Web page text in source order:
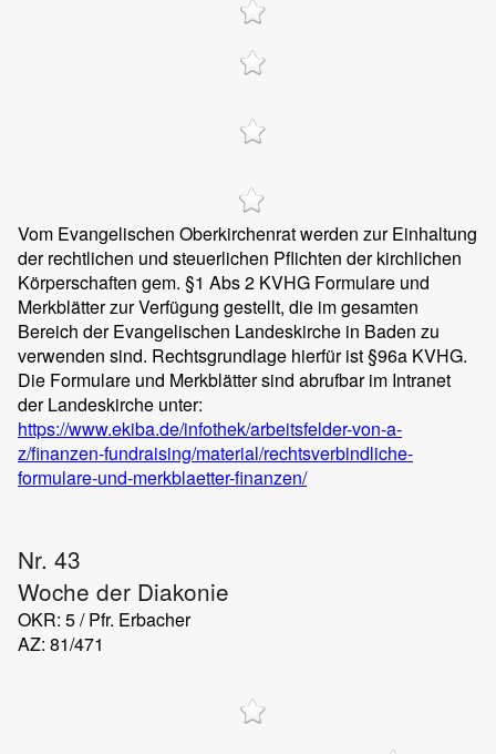
Vom Evangelischen Oberkirchenrat werden zur Einhaltung
der rechtlichen und steuerlichen Pflichten der kirchlichen
Körperschaften gem. §1 Abs 2 KVHG Formulare und
Merkblätter zur Verfügung gestellt, die im gesamten
Bereich der Evangelischen Landeskirche in Baden zu
verwenden sind. Rechtsgrundlage hierfür ist §96a KVHG.
Die Formulare und Merkblätter sind abrufbar im Intranet
der Landeskirche unter:
https://www.ekiba.de/infothek/arbeitsfelder-von-a-
z/finanzen-fundraising/material/rechtsverbindliche-
formulare-und-merkblaetter-finanzen/
Nr. 43
Woche der Diakonie
OKR: 5 / Pfr. Erbacher
AZ: 81/471